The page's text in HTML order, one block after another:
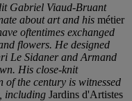
Gabriel Viaud-Bruant
about art and his métier
oftentimes exchanged
flowers. He designed
Le Sidaner and Armand
His close-knit
the century is witnessed
including Jardins d'Artistes